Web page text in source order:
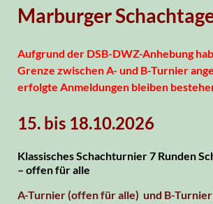
Marburger
Aufgrund der DSB-DWZ-Anhebung
Grenze zwischen A- und B-Turnier
erfolgte Anmeldungen bleiben
15. bis 18.10.2026
Klassisches Schachturnier 7 Runden
– offen für alle
A-Turnier (offen für alle) und B-